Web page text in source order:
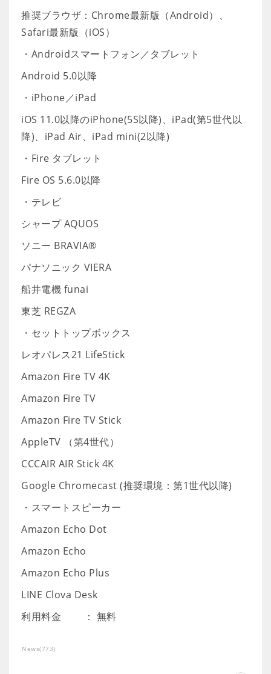
推奨ブラウザ：Chrome最新版（Android）、
Safari最新版（iOS）
・Androidスマートフォン／タブレット
Android 5.0以降
・iPhone／iPad
iOS 11.0以降のiPhone(5S以降)、iPad(第5世代以
降)、iPad Air、iPad mini(2以降)
・Fire タブレット
Fire OS 5.6.0以降
・テレビ
シャープ AQUOS
ソニー BRAVIA®
パナソニック VIERA
船井電機 funai
東芝 REGZA
・セットトップボックス
レオパレス21 LifeStick
Amazon Fire TV 4K
Amazon Fire TV
Amazon Fire TV Stick
AppleTV （第4世代）
CCCAIR AIR Stick 4K
Google Chromecast (推奨環境：第1世代以降)
・スマートスピーカー
Amazon Echo Dot
Amazon Echo
Amazon Echo Plus
LINE Clova Desk
利用料金 ： 無料
News(773)